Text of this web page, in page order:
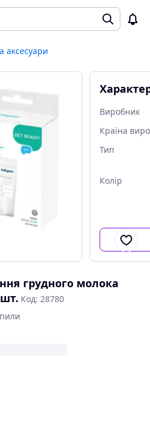
аксесуари
Виробник
Країна
Тип
Колір
грудного молока
Код: 28780